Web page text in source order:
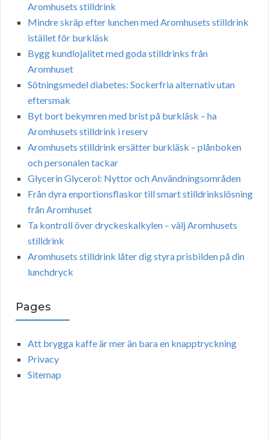
Aromhusets stilldrink
Mindre skräp efter lunchen med Aromhusets stilldrink
istället för burkläsk
Bygg kundlojalitet med goda stilldrinks från
Aromhuset
Sötningsmedel diabetes: Sockerfria alternativ utan
eftersmak
Byt bort bekymren med brist på burkläsk – ha
Aromhusets stilldrink i reserv
Aromhusets stilldrink ersätter burkläsk – plånboken
och personalen tackar
Glycerin Glycerol: Nyttor och Användningsområden
Från dyra enportionsflaskor till smart stilldrinkslösning
från Aromhuset
Ta kontroll över dryckeskalkylen – välj Aromhusets
stilldrink
Aromhusets stilldrink låter dig styra prisbilden på din
lunchdryck
Pages
Att brygga kaffe är mer än bara en knapptryckning
Privacy
Sitemap